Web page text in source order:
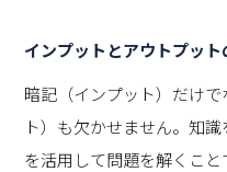
インプットとアウトプッ
暗記（インプット）だけ
ト）も欠かせません。知
を活用して問題を解くこ